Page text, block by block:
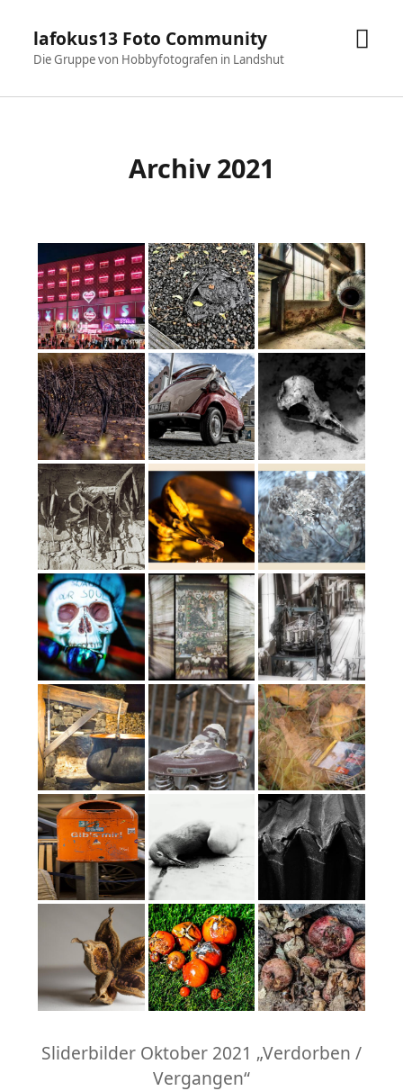
lafokus13 Foto Community
Die Gruppe von Hobbyfotografen in Landshut
Archiv 2021
Sliderbilder Oktober 2021 „Verdorben /
Vergangen“